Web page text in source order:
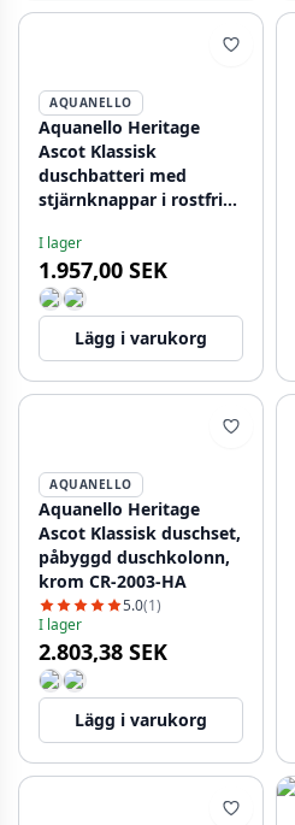
AQUANELLO
Aquanello Heritage
Ascot Klassisk
duschbatteri med
stjärnknappar i rostfritt
handdusch NB-2002-HA
I lager
1.957,00 SEK
Lägg i varukorg
AQUANELLO
Aquanello Heritage
Ascot Klassisk duschset,
påbyggd duschkolonn,
krom CR-2003-HA
5.0(1)
I lager
2.803,38 SEK
Lägg i varukorg